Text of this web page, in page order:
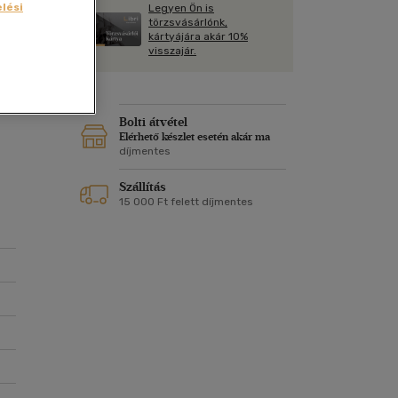
Kártya
Képeslap
Naptár
Vallás, mitológia
Legyen Ön is
törzsvásárlónk,
kártyájára akár 10%
visszajár.
Bolti átvétel
Elérhető készlet esetén akár ma
díjmentes
Szállítás
15 000 Ft felett díjmentes